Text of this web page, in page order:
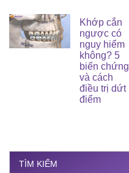
Khớp cắn
ngược có
nguy hiểm
không? 5
biến chứng
và cách
điều trị dứt
điểm
TÌM KIẾM